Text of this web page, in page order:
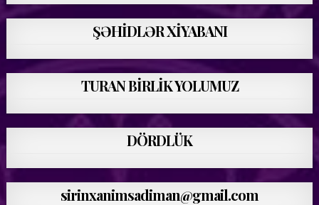
ŞƏHİDLƏR XİYABANI
TURAN BİRLİK YOLUMUZ
DÖRDLÜK
sirinxanimsadiman@gmail.com